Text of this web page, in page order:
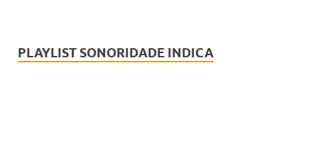
PLAYLIST SONORIDADE INDICA